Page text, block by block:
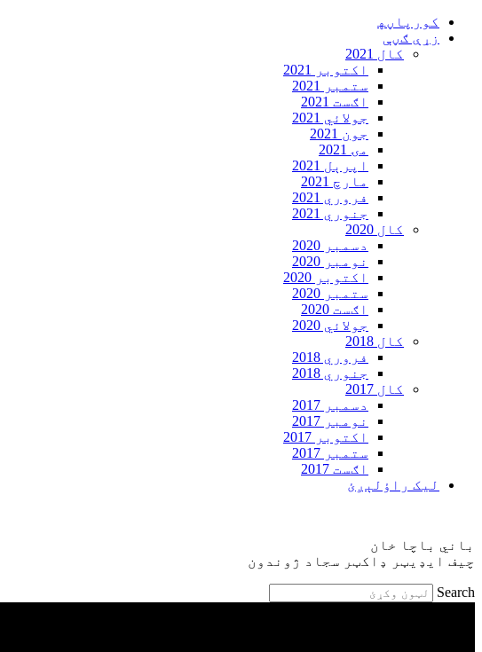
Skip
کورپاڼه‍
زړې ګڼې
کال 2021
اکتوبر 2021
ستمبر 2021
اګست 2021
جولائي 2021
جون 2021
مۍ 2021
اپرېل 2021
مارچ 2021
فروري 2021
جنوري 2021
کال 2020
دسمبر 2020
نومبر 2020
اکتوبر 2020
ستمبر 2020
اګست 2020
جولائي 2020
کال 2018
فروري 2018
جنوري 2018
کال 2017
دسمبر 2017
نومبر 2017
اکتوبر 2017
ستمبر 2017
اګست 2017
ليک راؤلېږئ
باني باچا خان
چيف ايډيټر ډاکټر سجاد ژوندون
Search